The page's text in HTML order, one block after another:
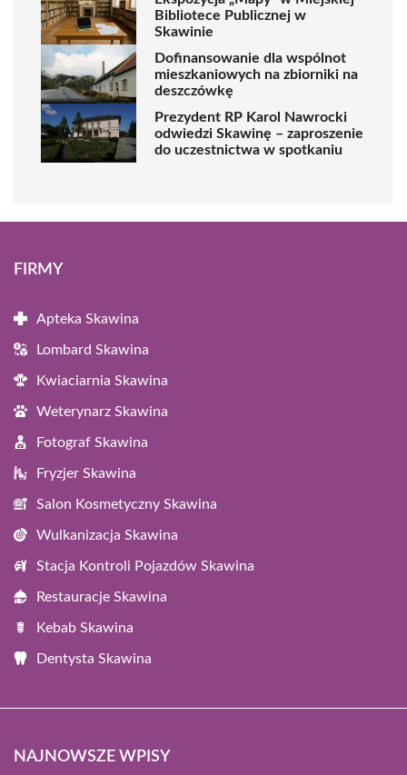
Bibliotece Publicznej w
Skawinie
Dofinansowanie dla wspólnot
mieszkaniowych na zbiorniki na
deszczówkę
Prezydent RP Karol Nawrocki
odwiedzi Skawinę – zaproszenie
do uczestnictwa w spotkaniu
FIRMY
Apteka Skawina
Lombard Skawina
Kwiaciarnia Skawina
Weterynarz Skawina
Fotograf Skawina
Fryzjer Skawina
Salon Kosmetyczny Skawina
Wulkanizacja Skawina
Stacja Kontroli Pojazdów Skawina
Restauracje Skawina
Kebab Skawina
Dentysta Skawina
NAJNOWSZE WPISY